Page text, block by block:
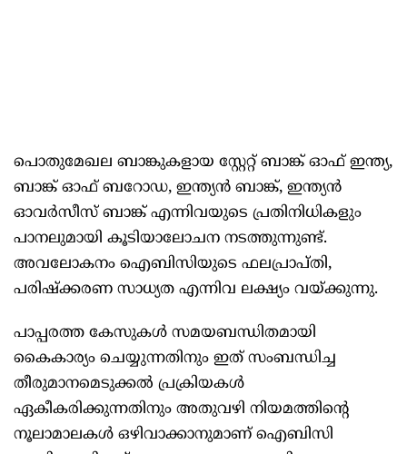
പൊതുമേഖല ബാങ്കുകളായ സ്റ്റേറ്റ് ബാങ്ക് ഓഫ് ഇന്ത്യ,
ബാങ്ക് ഓഫ് ബറോഡ, ഇന്ത്യന്‍ ബാങ്ക്, ഇന്ത്യന്‍
ഓവര്‍സീസ് ബാങ്ക് എന്നിവയുടെ പ്രതിനിധികളും
പാനലുമായി കൂടിയാലോചന നടത്തുന്നുണ്ട്.
അവലോകനം ഐബിസിയുടെ ഫലപ്രാപ്തി,
പരിഷ്‌ക്കരണ സാധ്യത എന്നിവ ലക്ഷ്യം വയ്ക്കുന്നു.
പാപ്പരത്ത കേസുകള്‍ സമയബന്ധിതമായി
കൈകാര്യം ചെയ്യുന്നതിനും ഇത് സംബന്ധിച്ച
തീരുമാനമെടുക്കല്‍ പ്രക്രിയകള്‍
ഏകീകരിക്കുന്നതിനും അതുവഴി നിയമത്തിന്റെ
നൂലാമാലകള്‍ ഒഴിവാക്കാനുമാണ് ഐബിസി